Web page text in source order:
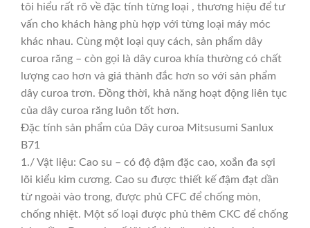
tôi hiểu rất rõ về đặc tính từng loại , thương hiệu để tư
vấn cho khách hàng phù hợp với từng loại máy móc
khác nhau. Cùng một loại quy cách, sản phẩm dây
curoa răng – còn gọi là dây curoa khía thường có chất
lượng cao hơn và giá thành đắc hơn so với sản phẩm
dây curoa trơn. Đồng thời, khả năng hoạt động liên tục
của dây curoa răng luôn tốt hơn.
Đặc tính sản phẩm của Dây curoa Mitsusumi Sanlux
B71
1./ Vật liệu: Cao su – có độ đậm đặc cao, xoắn đa sợi
lõi kiểu kim cương. Cao su được thiết kế đậm đạt dần
từ ngoài vào trong, được phủ CFC để chống mòn,
chống nhiệt. Một số loại được phủ thêm CKC để chống